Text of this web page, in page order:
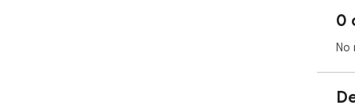
0
No